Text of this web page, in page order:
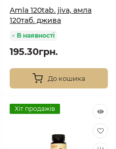
Amla 120tab. jiva, амла
120таб. джива
В наявності
195.30грн.
До кошика
Хіт продажів